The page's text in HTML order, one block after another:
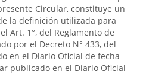
Circular, constituye un
la definición utilizada para
Art. 1°, del Reglamento de
por el Decreto N° 433, del
en el Diario Oficial de fecha
publicado en el Diario Oficial